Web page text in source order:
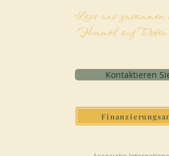
Lass uns zusammen
Himmel auf Erden
Kontaktieren